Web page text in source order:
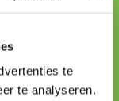
te
te analyseren.